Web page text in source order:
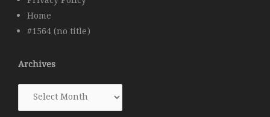
Home
#1564 (no title)
Archives
Archives